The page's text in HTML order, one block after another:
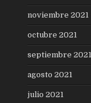
noviembre 2021
octubre 2021
septiembre 2021
agosto 2021
julio 2021